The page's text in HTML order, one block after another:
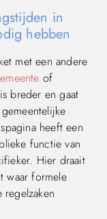
in
hebben
met een andere
of
breder en gaat
heeft een
functie van
Hier draait
waar formele